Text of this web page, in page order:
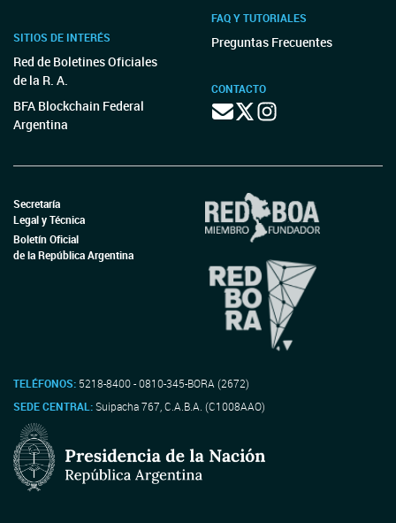
SITIOS DE INTERÉS
Red de Boletines Oficiales
de la R. A.
BFA Blockchain Federal
Argentina
FAQ Y TUTORIALES
Preguntas Frecuentes
CONTACTO
Secretaría
Legal y Técnica
Boletín Oficial
de la República Argentina
TELÉFONOS: 5218-8400 - 0810-345-BORA (2672)
SEDE CENTRAL:Suipacha 767, C.A.B.A. (C1008AAO)